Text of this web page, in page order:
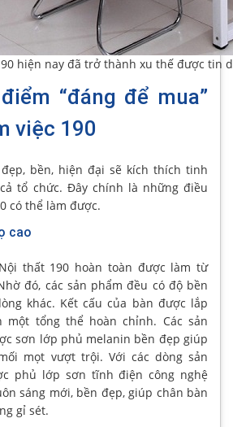
hiện nay đã trở thành xu thế được tin
“đáng để mua”
việc 190
bền, hiện đại sẽ kích thích tinh
tổ chức. Đây chính là những điều
có thể làm được.
cao
thất 190 hoàn toàn được làm từ
đó, các sản phẩm đều có độ bền
khác. Kết cấu của bàn được lắp
một tổng thể hoàn chỉnh. Các sản
sơn lớp phủ melanin bền đẹp giúp
mọt vượt trội. Với các dòng sản
phủ lớp sơn tĩnh điện công nghệ
sáng mới, bền đẹp, giúp chân bàn
gỉ sét.